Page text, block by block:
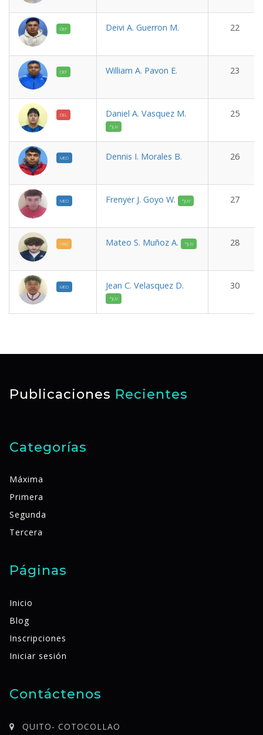
DEF Deivi A. Guerron M. 22
DEF William A. Pavon E. 23
DEL Daniel A. Vasquez M.
*JUV
25
MED Dennis I. Morales B. 26
MED Frenyer J. Goyo W. *JUV 27
ARQ Mateo S. Muñoz A. *JUV 28
MED Jean C. Velasquez D.
*JUV
30
Publicaciones Recientes
Categorías
Máxima
Primera
Segunda
Tercera
Páginas
Inicio
Blog
Inscripciones
Iniciar sesión
Contáctenos
QUITO- COTOCOLLAO